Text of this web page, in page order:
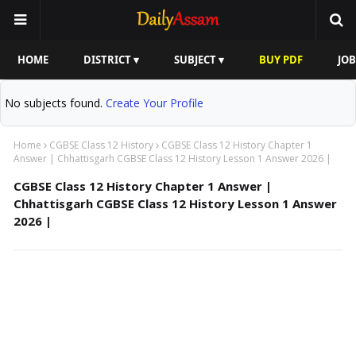
HOME DISTRICT ▾ SUBJECT ▾ BUY PDF
No subjects found. Create Your Profile
Home CGBSE Class 12 History
CGBSE Class 12 History Chapter 1
Answer | Chhattisgarh CGBSE Class 12 History Lesson 1 Answer 2026 |
CGBSE Class 12 History Chapter 1 Answer |
Chhattisgarh CGBSE Class 12 History Lesson 1 Answer
2026 |